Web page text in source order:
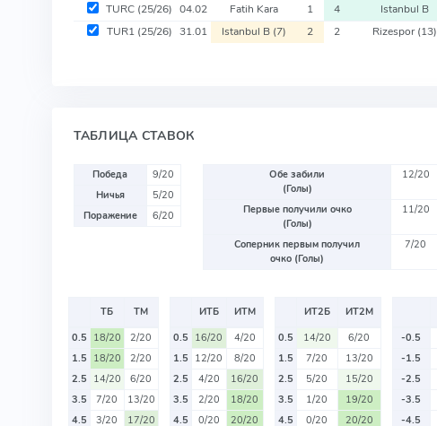
TURC (25/26) 04.02 Fatih Kara 1 4 Istanbul B
TUR1 (25/26) 31.01 Istanbul B (7) 2 2 Rizespor(13)
ТАБЛИЦА СТАВОК
Победа
9/20
Ничья
5/20
Поражение
6/20
Обе забили
(Голы)
12/20
Первые получили очко
(Голы)
11/20
Соперник первым получил
очко (Голы)
7/20
ТБ
ТМ
0.5 18/20
2/20
1.5 18/20
2/20
2.5 14/20
6/20
3.5
7/20
13/20
4.5
3/20
17/20
ИТБ
ИТМ
0.5 16/20
4/20
1.5 12/20
8/20
2.5
4/20
16/20
3.5
2/20
18/20
4.5
0/20 20/20
ИТ2Б
ИТ2М
0.5
14/20
6/20
1.5
7/20
13/20
2.5
5/20
15/20
3.5
1/20
19/20
4.5
0/20 20/20
-0.5
-1.5
-2.5
-3.5
-4.5